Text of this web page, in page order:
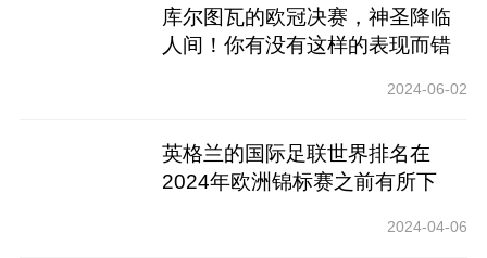
库尔图瓦的欧冠决赛，神圣降临
人间！你有没有这样的表现而错
2024-06-02
英格兰的国际足联世界排名在
2024年欧洲锦标赛之前有所下
2024-04-06